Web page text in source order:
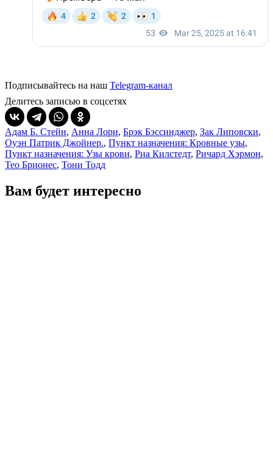
Подписывайтесь на наш Telegram-канал
Делитесь записью в соцсетях
Адам Б. Стейн, Анна Лори, Брэк Бэссинджер, Зак Липовски,
Оуэн Патрик Джойнер., Пункт назначения: Кровные узы,
Пункт назначения: Узы крови, Риа Килстедт, Ричард Хэрмон,
Тео Брионес, Тони Тодд
Вам будет интересно